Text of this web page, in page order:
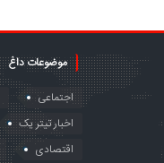
موضوعات داغ
اجتماعی
اخبار تیتر یک
اقتصادی